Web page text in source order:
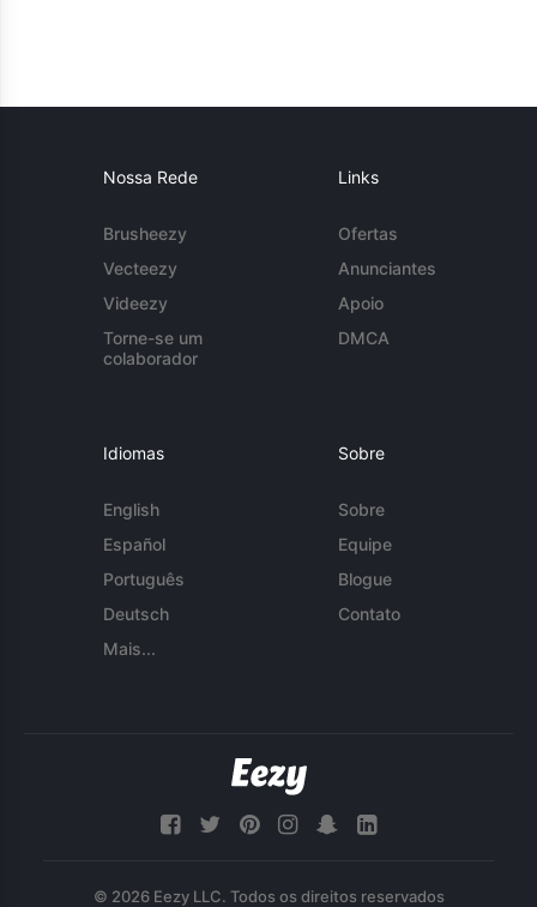
Nossa Rede
Brusheezy
Vecteezy
Videezy
Torne-se um
colaborador
Links
Ofertas
Anunciantes
Apoio
DMCA
Idiomas
English
Español
Português
Deutsch
Mais...
Sobre
Sobre
Equipe
Blogue
Contato
© 2026 Eezy LLC. Todos os direitos reservados